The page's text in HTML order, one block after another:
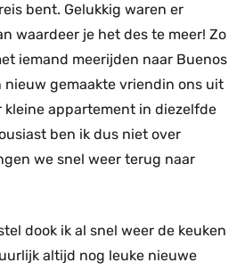
bent. Gelukkig waren er
waardeer je het des te meer! Zo
iemand meerijden naar Buenos
nieuw gemaakte vriendin ons uit
kleine appartement in diezelfde
ben ik dus niet over
we snel weer terug naar
dook ik al snel weer de keuken
altijd nog leuke nieuwe